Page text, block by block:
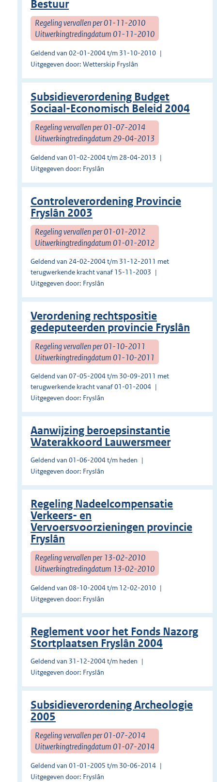
Bestuur
Regeling vervallen per 01-11-2010
Uitwerkingtredingdatum 01-11-2010
Geldend van 02-01-2004 t/m 31-10-2010
Uitgegeven door: Wetterskip Fryslân
Subsidieverordening Budget
Sociaal-Economisch Beleid 2004
Regeling vervallen per 01-07-2014
Uitwerkingtredingdatum 29-04-2013
Geldend van 01-02-2004 t/m 28-04-2013
Uitgegeven door: Fryslân
Controleverordening Provincie
Fryslân 2003
Regeling vervallen per 01-01-2012
Uitwerkingtredingdatum 01-01-2012
Geldend van 24-02-2004 t/m 31-12-2011 met
terugwerkende kracht vanaf 15-11-2003
Uitgegeven door: Fryslân
Verordening rechtspositie
gedeputeerden provincie Fryslân
Regeling vervallen per 01-10-2011
Uitwerkingtredingdatum 01-10-2011
Geldend van 07-05-2004 t/m 30-09-2011 met
terugwerkende kracht vanaf 01-01-2004
Uitgegeven door: Fryslân
Aanwijzing beroepsinstantie
Waterakkoord Lauwersmeer
Geldend van 01-06-2004 t/m heden
Uitgegeven door: Fryslân
Regeling Nadeelcompensatie
Verkeers- en
Vervoersvoorzieningen provincie
Fryslân
Regeling vervallen per 13-02-2010
Uitwerkingtredingdatum 13-02-2010
Geldend van 08-10-2004 t/m 12-02-2010
Uitgegeven door: Fryslân
Reglement voor het Fonds Nazorg
Stortplaatsen Fryslân 2004
Geldend van 31-12-2004 t/m heden
Uitgegeven door: Fryslân
Subsidieverordening Archeologie
2005
Regeling vervallen per 01-07-2014
Uitwerkingtredingdatum 01-07-2014
Geldend van 01-01-2005 t/m 30-06-2014
Uitgegeven door: Fryslân